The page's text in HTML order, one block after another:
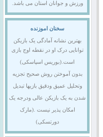
ورزش و جوانان استان می باشد.
سخنان اموزنده
بهترین نشانه آمادگی یک بازیکن
توانایی درک او در نقطه اوج بازی
است.(بوریس اسپاسکی)
بدون آموختن روش صحیح تجزیه
وتحلیل عمیق ودقیق بازیها تبدیل
شدن به یک بازیکن عالی ودرجه یک
امکان پذیر نیست .(مارک
دورتسکی)